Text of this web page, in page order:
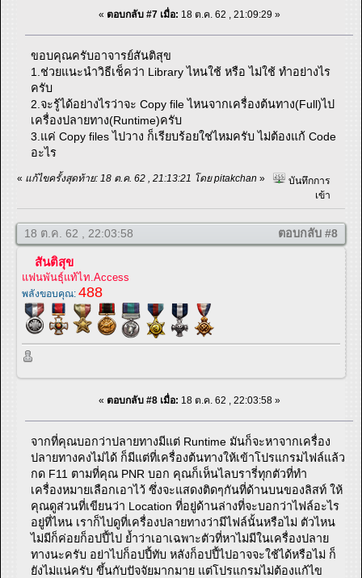
« ตอบกลับ #7 เมื่อ: 18 ต.ค. 62 , 21:09:29 »
ขอบคุณครับอาจารย์สันติสุข
1.ช่วยแนะนำวิธีเช็คว่า Library ไหนใช้ หรือ ไม่ใช้ ทำอย่างไร
ครับ
2.จะรู้ได้อย่างไรว่าจะ Copy file ไหนจากเครื่องต้นทาง(Full)ไป
เครื่องปลายทาง(Runtime)ครับ
3.แค่ Copy files ไปวาง ก็เรียบร้อยใช่ไหมครับ ไม่ต้องแก้ Code
อะไร
« แก้ไขครั้งสุดท้าย: 18 ต.ค. 62 , 21:13:21 โดย pitakchan »
บันทึกการ
เข้า
18 ต.ค. 62 , 22:03:58 ตอบกลับ #8
สันติสุข
แฟนพันธุ์แท้ไท.Access
พลังขอบคุณ: 488
« ตอบกลับ #8 เมื่อ: 18 ต.ค. 62 , 22:03:58 »
จากที่คุณบอกว่าปลายทางมีแต่ Runtime มันก็จะหาจากเครื่อง
ปลายทางคงไม่ได้ ก็มีแต่ที่เครื่องต้นทางให้เข้าโปรแกรมไฟล์แล้ว
กด F11 ตามที่คุณ PNR บอก คุณก็เห็นไลบรารี่ทุกตัวที่ทำ
เครื่องหมายเลือกเอาไว้ ซึ่งจะแสดงติดๆกันที่ด้านบนของลิสท์ ให้
คุณดูส่วนที่เขียนว่า Location ที่อยู่ด้านล่างที่จะบอกว่าไฟล์อะไร
อยู่ที่ไหน เราก็ไปดูที่เครื่องปลายทางว่ามีไฟล์นั้นหรือไม่ ตัวไหน
ไม่มีก็ค่อยก็อปปี้ไป ย้ำว่าเอาเฉพาะตัวที่หาไม่มีในเครื่องปลาย
ทางนะครับ อย่าไปก็อปปี้ทับ หลังก็อปปี้ไปอาจจะใช้ได้หรือไม่ ก็
ยังไม่แน่ครับ ขึ้นกับปัจจัยมากมาย แต่โปรแกรมไม่ต้องแก้ไข